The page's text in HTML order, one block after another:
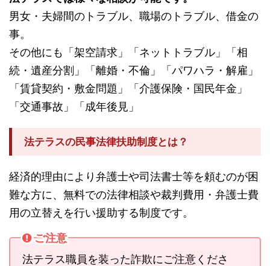
男女・夫婦間のトラブル、職場のトラブル、借金の
事。
その他にも「架空請求」「ネットトラブル」「相
続・遺産分割」「離婚・不倫」「パワハラ・解雇」
「賃貸契約・敷金問題」「介護保険・国民年金」
「交通事故」「成年後見」
法テラスの民事法律扶助制度とは？
経済的理由により弁護士や司法書士等を頼むのが困
難な方に、無料での法律相談や裁判費用・弁護士費
用の立替えを行い援助する制度です。
ご注意
法テラス職員を装った詐欺にご注意くださ